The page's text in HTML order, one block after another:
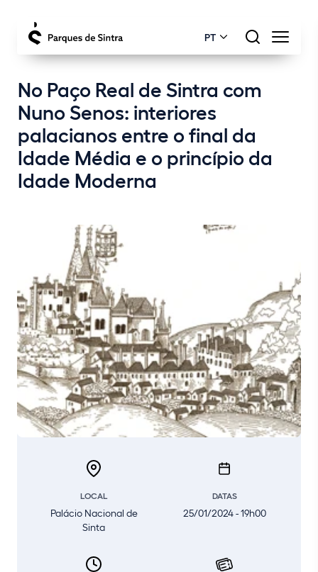
PT
No Paço Real de Sintra com
Nuno Senos: interiores
palacianos entre o final da
Idade Média e o princípio da
Idade Moderna
LOCAL
Palácio Nacional de
Sinta
DATAS
25/01/2024 - 19h00